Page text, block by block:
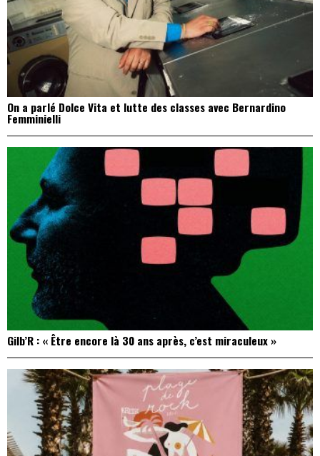
On a parlé Dolce Vita et lutte des classes avec Bernardino
Femminielli
Gilb’R : « Être encore là 30 ans après, c’est miraculeux »